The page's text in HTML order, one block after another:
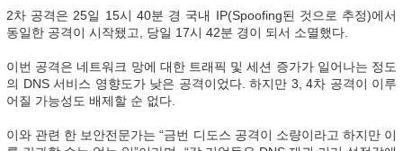
2차 공격은 25일 15시 40분 경 국내 IP(Spoofing된 것으로 추정)에서
동일한 공격이 시작됐고, 당일 17시 42분 경이 되서 소멸했다.
이번 공격은 네트워크 망에 대한 트래픽 및 세션 증가가 일어나는 정도
의 DNS 서비스 영향도가 낮은 공격이었다. 하지만 3, 4차 공격이 이루
어질 가능성도 배제할 순 없다.
이와 관련 한 보안전문가는 “금번 디도스 공격이 소량이라고 하지만 이